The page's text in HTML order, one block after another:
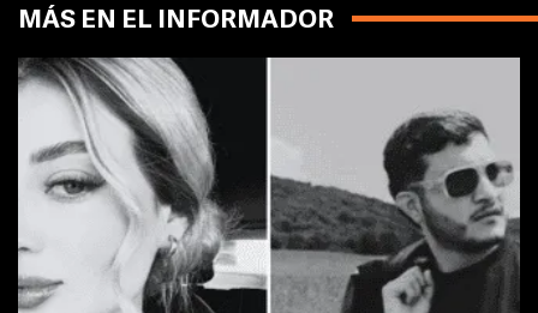
MÁS EN EL INFORMADOR